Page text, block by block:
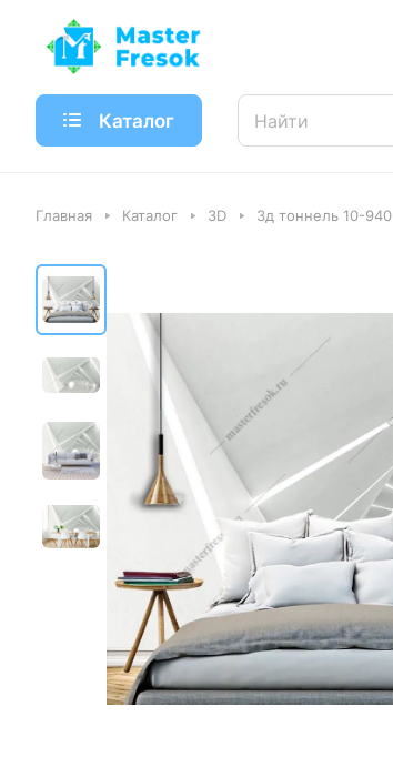
Каталог
Главная Каталог 3D 3д тоннель 10-940